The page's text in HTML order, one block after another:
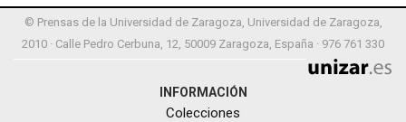
© Prensas de la Universidad de Zaragoza, Universidad de Zaragoza,
2010 · Calle Pedro Cerbuna, 12, 50009 Zaragoza, España · 976 761 330
INFORMACIÓN
Colecciones